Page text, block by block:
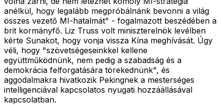
anélkül, hogy legalább megpróbálnánk bevonni a világ
összes vezető MI-hatalmát" - fogalmazott beszédében a
brit kormányfő. Liz Truss volt miniszterelnök levélben
kérte Sunakot, hogy vonja vissza Kína meghívását. Úgy
véli, hogy "szövetségeseinkkel kellene
együttműködnünk, nem pedig a szabadság és a
demokrácia felforgatására törekednünk", és
aggodalmakra hivatkozik Pekingnek a mesterséges
intelligenciával kapcsolatos nyugati hozzáállásával
kapcsolatban.